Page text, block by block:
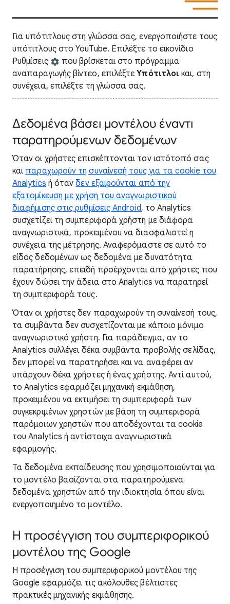
Για υπότιτλους στη γλώσσα σας, ενεργοποιήστε τους
υπότιτλους στο YouTube. Επιλέξτε το εικονίδιο
Ρυθμίσεις
που βρίσκεται στο πρόγραμμα
αναπαραγωγής βίντεο, επιλέξτεΥπότιτλοι και, στη
συνέχεια, επιλέξτε τη γλώσσα σας.
Δεδομένα βάσει μοντέλου έναντι
παρατηρούμενων δεδομένων
Όταν οι χρήστες επισκέπτονται τον ιστότοπό σας
και παραχωρούν τη συναίνεσή τους για τα cookie του
Analytics ή ότανδεν εξαιρούνται από την
εξατομίκευση με χρήση του αναγνωριστικού
διαφήμισης στις ρυθμίσεις Android, το Analytics
συσχετίζει τη συμπεριφορά χρήστη με διάφορα
αναγνωριστικά, προκειμένου να διασφαλιστεί η
συνέχεια της μέτρησης. Αναφερόμαστε σε αυτό το
είδος δεδομένων ως δεδομένα με δυνατότητα
παρατήρησης, επειδή προέρχονται από χρήστες που
έχουν δώσει την άδεια στο Analytics να παρατηρεί
τη συμπεριφορά τους.
Όταν οι χρήστες δεν παραχωρούν τη συναίνεσή τους,
τα συμβάντα δεν συσχετίζονται με κάποιο μόνιμο
αναγνωριστικό χρήστη. Για παράδειγμα, αν το
Analytics συλλέγει δέκα συμβάντα προβολής σελίδας,
δεν μπορεί να παρατηρήσει και να αναφέρει αν
υπάρχουν δέκα χρήστες ή ένας χρήστης. Αντί αυτού,
το Analytics εφαρμόζει μηχανική εκμάθηση,
προκειμένου να εκτιμήσει τη συμπεριφορά των
συγκεκριμένων χρηστών με βάση τη συμπεριφορά
παρόμοιων χρηστών που αποδέχονται τα cookie
του Analytics ή αντίστοιχα αναγνωριστικά
εφαρμογής.
Τα δεδομένα εκπαίδευσης που χρησιμοποιούνται για
το μοντέλο βασίζονται στα παρατηρούμενα
δεδομένα χρηστών από την ιδιοκτησία όπου είναι
ενεργοποιημένο το μοντέλο.
Η προσέγγιση του συμπεριφορικού
μοντέλου της Google
Η προσέγγιση του συμπεριφορικού μοντέλου της
Google εφαρμόζει τις ακόλουθες βέλτιστες
πρακτικές μηχανικής εκμάθησης.